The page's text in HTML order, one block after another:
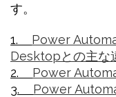
す。
1. Power
Desktopとの主な
2. Power
3. Power